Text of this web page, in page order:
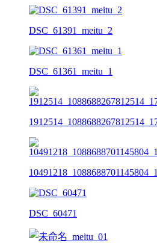
DSC_61391_meitu_2
DSC_61361_meitu_1
DSC_60471